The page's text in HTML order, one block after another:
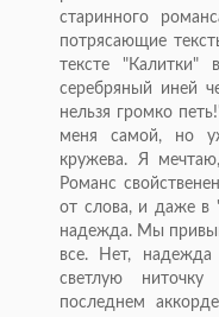
старинного
потрясающие
тексте "Калитки"
серебряный иней
нельзя громко
меня самой, но
кружева. Я
Романс
от слова, и даже в
надежда. Мы
все. Нет, надежда
светлую
последнем